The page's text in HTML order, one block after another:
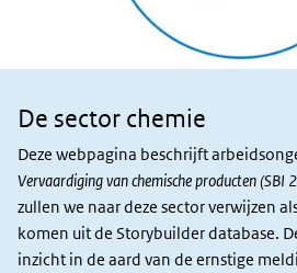
De sector chemie
Deze webpagina beschrijft
Vervaardiging van chemische producten (SBI
zullen we naar deze sector verwijzen
komen uit de Storybuilder database.
inzicht in de aard van de ernstige